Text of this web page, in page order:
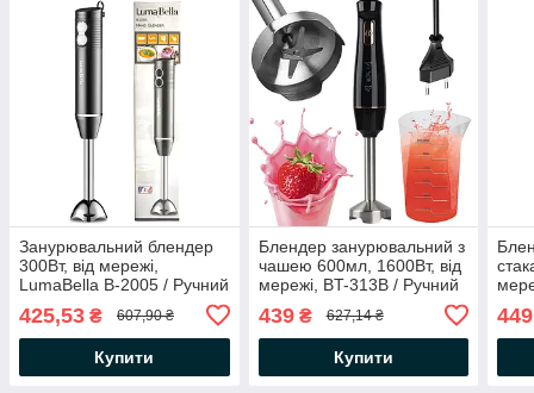
Занурювальний блендер
300Вт, від мережі,
LumaBella B-2005 / Ручний
Кухонний блендер
425,53 ₴ 607,90 ₴
Купити
Блендер занурювальний з
чашею 600мл, 1600Вт, від
мережі, BT-313B / Ручний
Блендер побутовий для
дому
439₴ 627,14 ₴
Купити